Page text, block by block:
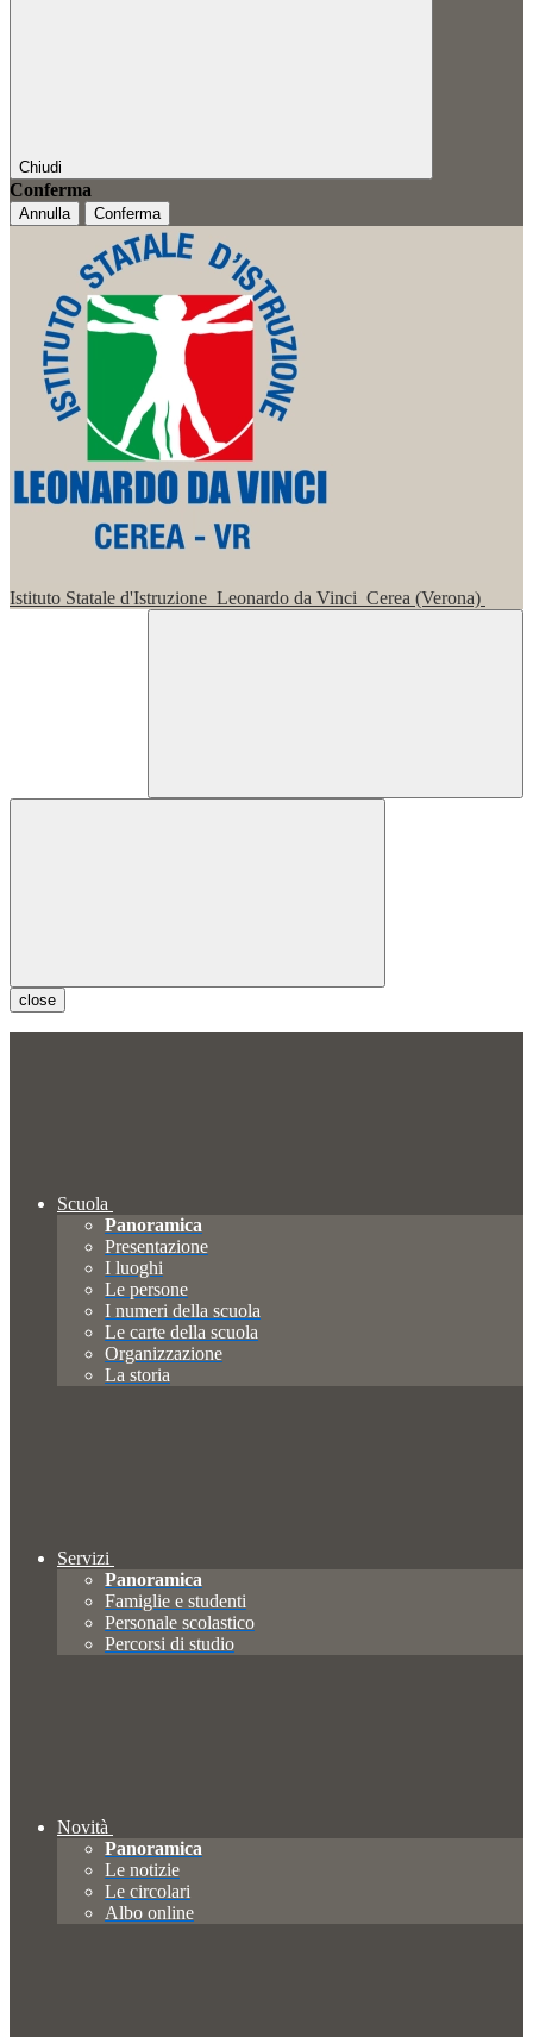
Chiudi
Conferma
Annulla Conferma
Istituto Statale d'Istruzione Leonardo da Vinci Cerea (Verona)
close
Scuola
Panoramica
Presentazione
I luoghi
Le persone
I numeri della scuola
Le carte della scuola
Organizzazione
La storia
Servizi
Panoramica
Famiglie e studenti
Personale scolastico
Percorsi di studio
Novità
Panoramica
Le notizie
Le circolari
Albo online